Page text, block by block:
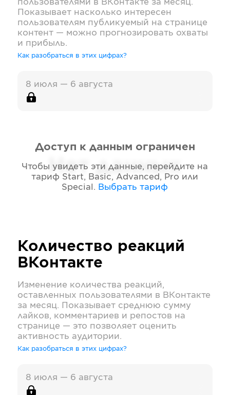
пользователями в ВКонтакте за месяц.
Показывает насколько интересен
пользователям публикуемый на странице
контент — можно прогнозировать охваты
и прибыль.
Как разобраться в этих цифрах?
8 июля — 6 августа
Нет данных
Доступ к данным ограничен
Чтобы увидеть эти данные, перейдите на
тариф Start, Basic, Advanced, Pro или
Special . Выбрать тариф
Количество реакций
ВКонтакте
Изменение количества реакций,
оставленных пользователями в ВКонтакте
за месяц. Показывает среднюю сумму
лайков, комментариев и репостов на
странице — это позволяет оценить
активность аудитории.
Как разобраться в этих цифрах?
8 июля — 6 августа